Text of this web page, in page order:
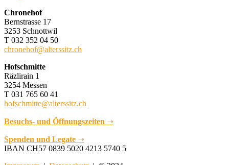
Chronehof
Bernstrasse 17
3253 Schnottwil
T 032 352 04 50
chronehof@alterssitz.ch
Hofschmitte
Räzlirain 1
3254 Messen
T 031 765 60 41
hofschmitte@alterssitz.ch
Besuchs- und Öffnungszeiten ➝
Spenden und Legate ➝
IBAN CH57 0839 5020 4213 5740 5